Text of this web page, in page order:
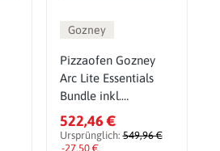
Gozney
Pizzaofen Gozney
Arc Lite Essentials
Bundle inkl.
Abdeckhaube,
Wendeheber &
522,46 €
Ursprünglich:549,96 €
-27,50 €